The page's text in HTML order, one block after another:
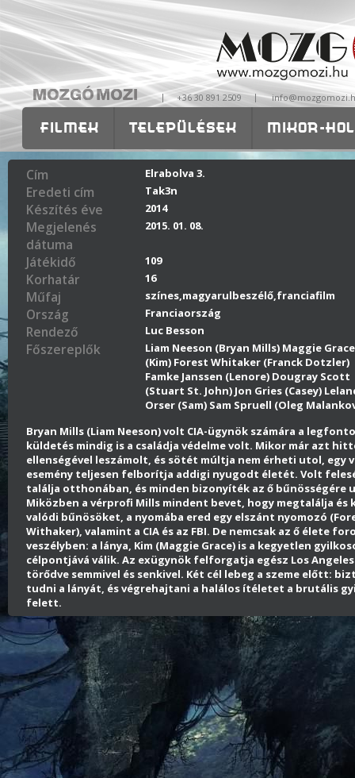
| +36 30 891 2509 |
FILMEK TELEPÜLÉSEK MIKOR-
OKTATÁS RÓLUNK
Cím Elrabolva 3.
Eredeti cím Tak3n
Készítés éve 2014
Megjelenés
dátuma
2015. 01. 08.
Játékidő 109
Korhatár 16
Műfaj színes,magyarulbeszélő,franciafilm
Ország Franciaország
Rendező Luc Besson
Főszereplők
Liam Neeson (Bryan Mills) Maggie Grace
(Kim) Forest Whitaker (Franck Dotzler)
Famke Janssen (Lenore) Dougray Scott
(Stuart St. John) Jon Gries (Casey)
Orser (Sam) Sam Spruell (Oleg
Bryan Mills (Liam Neeson) volt CIA-ügynök számára a
küldetés mindig is a családja védelme volt. Mikor már azt
ellenségével leszámolt, és sötét múltja nem érheti utol, egy
esemény teljesen felborítja addigi nyugodt életét. Volt
találja otthonában, és minden bizonyíték az ő bűnösségére
Miközben a vérprofi Mills mindent bevet, hogy megtalálja és
valódi bűnösöket, a nyomába ered egy elszánt nyomozó
Withaker), valamint a CIA és az FBI. De nemcsak az ő élete
veszélyben: a lánya, Kim (Maggie Grace) is a kegyetlen
célpontjává válik. Az exügynök felforgatja egész Los
törődve semmivel és senkivel. Két cél lebeg a szeme előtt:
tudni a lányát, és végrehajtani a halálos ítéletet a brutális
felett.